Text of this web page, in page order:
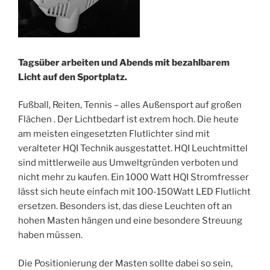
Tagsüber arbeiten und Abends mit bezahlbarem
Licht auf den Sportplatz.
Fußball, Reiten, Tennis – alles Außensport auf großen
Flächen . Der Lichtbedarf ist extrem hoch. Die heute
am meisten eingesetzten Flutlichter sind mit
veralteter HQI Technik ausgestattet. HQI Leuchtmittel
sind mittlerweile aus Umweltgründen verboten und
nicht mehr zu kaufen. Ein 1000 Watt HQI Stromfresser
lässt sich heute einfach mit 100-150Watt LED Flutlicht
ersetzen. Besonders ist, das diese Leuchten oft an
hohen Masten hängen und eine besondere Streuung
haben müssen.
Die Positionierung der Masten sollte dabei so sein,